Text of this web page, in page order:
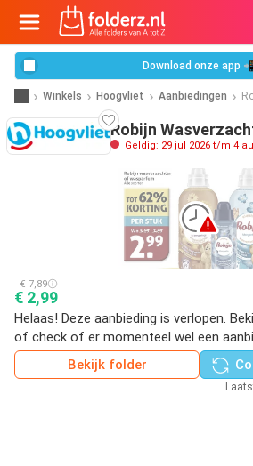
Download onze app
Winkels Hoogvliet Aanbiedingen
Robijn
Geldig: 29 jul 2026 t/m 4
€ 7,89
€ 2,99
Helaas! Deze aanbieding is verlopen.
of check of er momenteel wel een
Bekijk folder